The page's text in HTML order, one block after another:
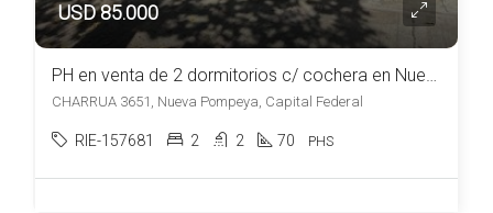
USD 85.000
PH en venta de 2 dormitorios c/ cochera en Nueva Pompeya
CHARRUA 3651, Nueva Pompeya, Capital Federal
RIE-157681 2 2 70 PHS